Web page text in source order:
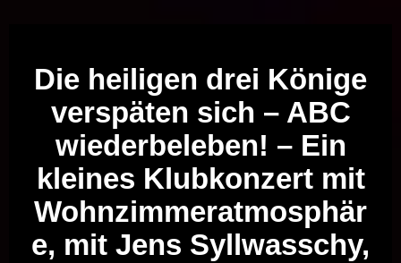
Die heiligen drei Könige
verspäten sich – ABC
wiederbeleben! – Ein
kleines Klubkonzert mit
Wohnzimmeratmosphär
e, mit Jens Syllwasschy,